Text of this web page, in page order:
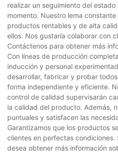
realizar un seguimiento del
momento. Nuestro lema
productos rentables y de alta
ellos. Nos gustaría colaborar con
Contáctenos para obtener más
Con líneas de producción
inducción y personal
desarrollar, fabricar y probar
forma independiente y eficiente.
control de calidad supervisarán
la calidad del producto. Además,
puntuales y satisfacen las
Garantizamos que los productos
clientes en perfectas condiciones.
desea obtener más información